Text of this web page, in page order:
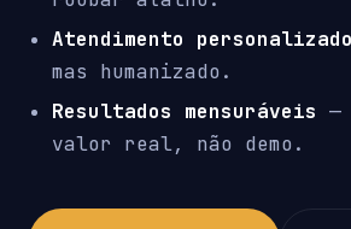
Atendimento personalizado
mas humanizado.
Resultados mensuráveis —
valor real, não demo.